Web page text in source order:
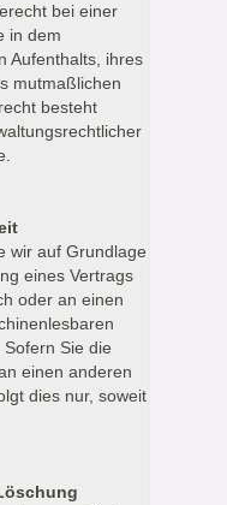
bei einer
in dem
Aufenthalts, ihres
mutmaßlichen
besteht
wir auf Grundlage
eines Vertrags
oder an einen
Sie die
einen anderen
dies nur, soweit